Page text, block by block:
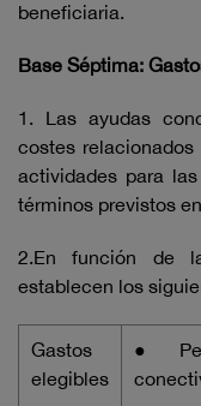
beneficiaria.
Base Séptima:
1. Las ayudas
costes
actividades para
términos previstos
2.En función de
establecen los
Gastos
elegibles
●